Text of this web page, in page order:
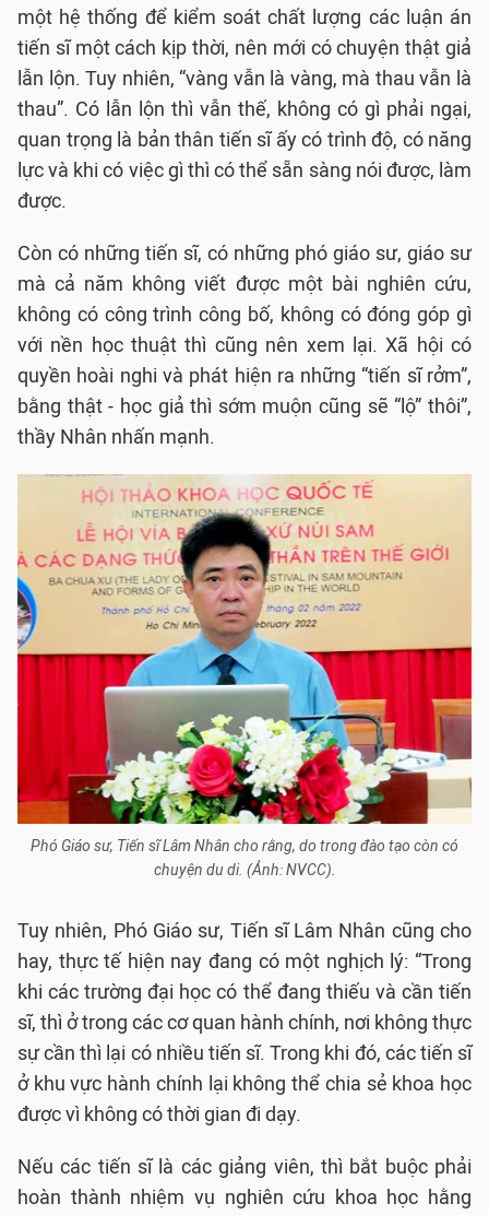
một hệ thống để kiểm soát chất lượng các luận án
tiến sĩ một cách kịp thời, nên mới có chuyện thật giả
lẫn lộn. Tuy nhiên, “vàng vẫn là vàng, mà thau vẫn là
thau”. Có lẫn lộn thì vẫn thế, không có gì phải ngại,
quan trọng là bản thân tiến sĩ ấy có trình độ, có năng
lực và khi có việc gì thì có thể sẵn sàng nói được, làm
được.
Còn có những tiến sĩ, có những phó giáo sư, giáo sư
mà cả năm không viết được một bài nghiên cứu,
không có công trình công bố, không có đóng góp gì
với nền học thuật thì cũng nên xem lại. Xã hội có
quyền hoài nghi và phát hiện ra những “tiến sĩ rởm”,
bằng thật - học giả thì sớm muộn cũng sẽ “lộ” thôi”,
thầy Nhân nhấn mạnh.
Phó Giáo sư, Tiến sĩ Lâm Nhân cho rằng, do trong đào tạo còn có
chuyện du di. (Ảnh: NVCC).
Tuy nhiên, Phó Giáo sư, Tiến sĩ Lâm Nhân cũng cho
hay, thực tế hiện nay đang có một nghịch lý: “Trong
khi các trường đại học có thể đang thiếu và cần tiến
sĩ, thì ở trong các cơ quan hành chính, nơi không thực
sự cần thì lại có nhiều tiến sĩ. Trong khi đó, các tiến sĩ
ở khu vực hành chính lại không thể chia sẻ khoa học
được vì không có thời gian đi dạy.
Nếu các tiến sĩ là các giảng viên, thì bắt buộc phải
hoàn thành nhiệm vụ nghiên cứu khoa học hằng